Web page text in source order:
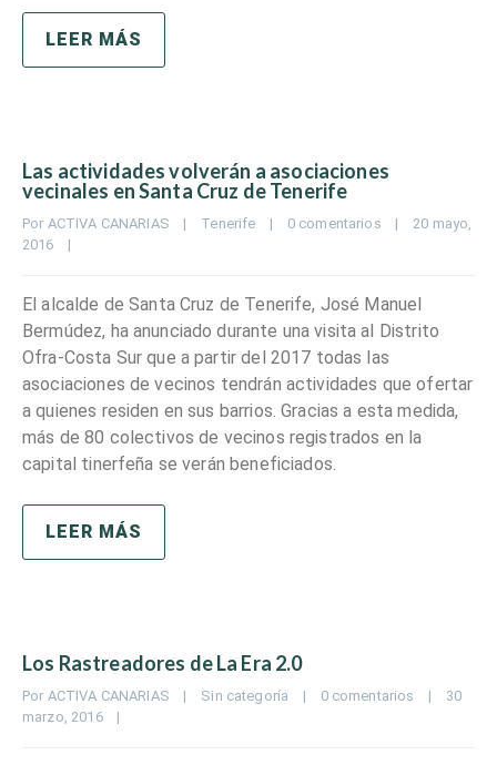
LEER MÁS
Las actividades volverán a asociaciones
vecinales en Santa Cruz de Tenerife
Por ACTIVA CANARIAS | Tenerife | 0 comentarios |
20 mayo,
2016 |
El alcalde de Santa Cruz de Tenerife, José Manuel
Bermúdez, ha anunciado durante una visita al Distrito
Ofra-Costa Sur que a partir del 2017 todas las
asociaciones de vecinos tendrán actividades que ofertar
a quienes residen en sus barrios. Gracias a esta medida,
más de 80 colectivos de vecinos registrados en la
capital tinerfeña se verán beneficiados.
LEER MÁS
Los Rastreadores de La Era 2.0
Por ACTIVA CANARIAS | Sin categoría | 0 comentarios |
30
marzo, 2016 |